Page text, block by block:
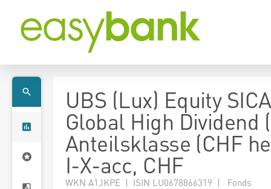
UBS (Lux) Equity
Global High Dividend
Anteilsklasse (CHF
I-X-acc, CHF
WKN A1JKPE | ISIN LU0678866319 | Fonds